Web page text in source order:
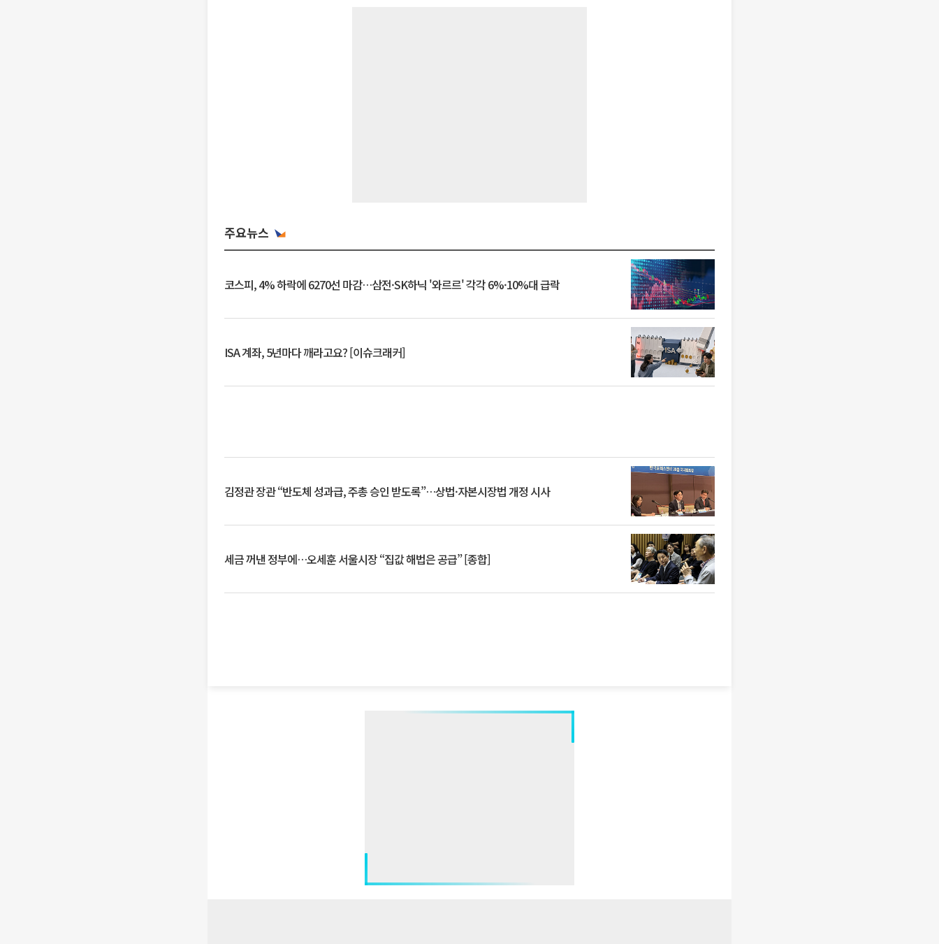
주요뉴스
코스피, 4% 하락에 6270선 마감…삼전·SK하닉 '와르르' 각각 6%·10%대 급락
ISA 계좌, 5년마다 깨라고요? [이슈크래커]
김정관 장관 “반도체 성과급, 주총 승인 받도록”…상법·자본시장법 개정 시사
세금 꺼낸 정부에…오세훈 서울시장 “집값 해법은 공급” [종합]